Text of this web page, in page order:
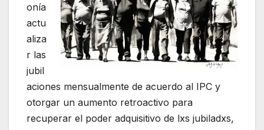
onía
actu
aliza
r las
jubil
aciones mensualmente de acuerdo al IPC y
otorgar un aumento retroactivo para
recuperar el poder adquisitivo de lxs jubiladxs,